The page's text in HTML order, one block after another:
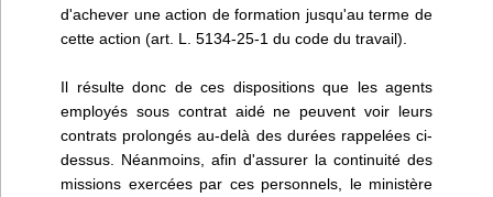
d'achever une action de formation jusqu'au terme de
cette action (art. L. 5134-25-1 du code du travail).
Il résulte donc de ces dispositions que les agents
employés sous contrat aidé ne peuvent voir leurs
contrats prolongés au-delà des durées rappelées ci-
dessus. Néanmoins, afin d'assurer la continuité des
missions exercées par ces personnels, le ministère